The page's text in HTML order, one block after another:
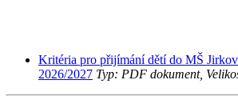
Kritéria pro přijímání dětí do MŠ
2026/2027 Typ: PDF dokument,